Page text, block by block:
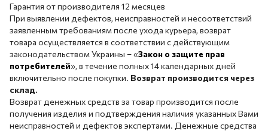
Гарантия от производителя 12 месяцев
При выявлении дефектов, неисправностей и несоответствий
заявленным требованиям после ухода курьера, возврат
товара осуществляется в соответствии с действующим
законодательством Украины – «Закон о защите прав
потребителей», в течение полных 14 календарных дней
включительно после покупки. Возврат производится через
склад.
Возврат денежных средств за товар производится после
получения изделия и подтверждения наличия указанных Вами
неисправностей и дефектов экспертами. Денежные средства